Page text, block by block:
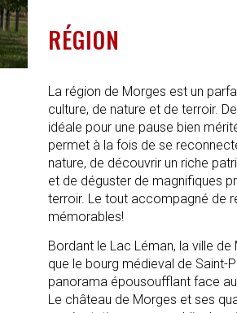
RÉGION
La région de Morges est un
culture, de nature et de terroir.
idéale pour une pause bien
permet à la fois de se
nature, de découvrir un riche
et de déguster de magnifiques
terroir. Le tout accompagné de
mémorables!
Bordant le Lac Léman, la ville de
que le bourg médieval de Saint-
panorama épousoufflant face au
Le château de Morges et ses